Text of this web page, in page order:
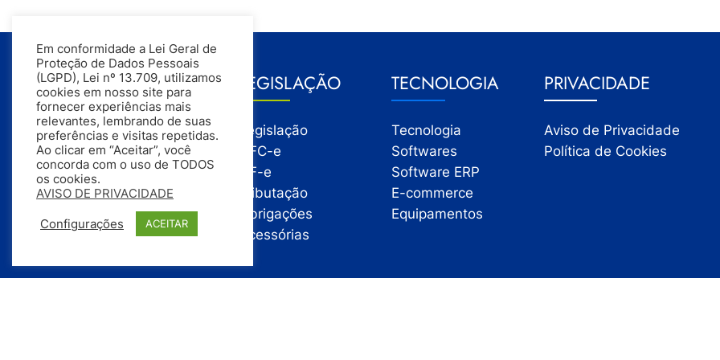
GESTÃO
Gestão
Gestão Financeira
Gestão de Pessoas
Compras
Estoque
Vendas
LEGISLAÇÃO
Legislação
NFC-e
NF-e
Tributação
Obrigações
Acessórias
TECNOLOGIA
Tecnologia
Softwares
Software ERP
E-commerce
Equipamentos
PRIVACIDADE
Aviso de Privacidade
Política de Cookies
Em conformidade a Lei Geral de
Proteção de Dados Pessoais
(LGPD), Lei nº 13.709, utilizamos
cookies em nosso site para
fornecer experiências mais
relevantes, lembrando de suas
preferências e visitas repetidas.
Ao clicar em “Aceitar”, você
concorda com o uso de TODOS
os cookies.
AVISO DE PRIVACIDADE
Configurações ACEITAR